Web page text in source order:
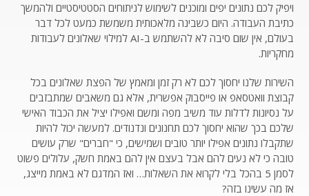
ויפיק לכם נתונים יפים ומוכנים לשימוש לניתוחים הסטטיסטיים ולהמשך
כתיבת העבודה. היום כשבינה מלאכותית משמשת כמעט לכל דבר
בעולם, אין שום סיבה לא להשתמש ב-AI למילוי שאלונים לעבודות
מחקריות.
השירות שלנו יחסוך לכם לא רק זמן ומאמץ של הפצת שאלונים בכל
קבוצת וואטסאפ או פייסבוק אפשרית, אלא גם משאבים שמתבזבים
על נסיונות לדלות עוד משיב מפה ומשם ואפילו יציל את הכבוד האישי
שלכם בכך שהוא יחסוך לכם תחנונים ונדנודים. למעשה יכול להיות
שתקבלו נתונים אפילו יותר טובים ושמישים, כי "חברים" שרק עושים
טובה כי לא נעים להם אבל בעצם אין להם באמת חשק, עלולים פשוט
לסמן 5 בהכל בלי לקרוא את השאלות… ואז המדגם לא באמת מייצג,
אז מה עשינו בזה?